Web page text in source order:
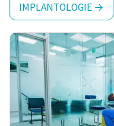
IMPLANTOLOGIE →